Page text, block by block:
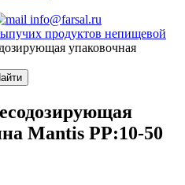
info@farsal.ru
продуктов непищевой
упаковочная
Mantis PP:10-50